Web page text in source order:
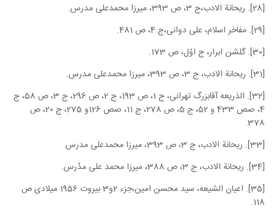
[28]. ریحانة الادب،ج 3، ص 393، میرزا محمدعلی مدرس.
[29]. مفاخر اسلام، علی دوانی،ج 4، ص 481.
[30]. گلشن ابرار، ج اوّل، ص 173.
[31]. ریحانة الادب، ج 3، ص 393، میرزا محمدعلی مدرس.
[32]. الذریعه آقابزرگ تهرانی، ج 1، ص 193، ج 2، ص 296، ج 3، ص 58، ج
4، صص 433 و 52، ج 5، ص 278، ج 11، صص 126و 275، ج 20، ص
378.
[33]. ریحانة الادب، ج 3، ص 393، میرزا محمدعلی مدرس.
[34]. ریحانة الادب، ج 3، ص 388، میرزا محمد علی مدّرس.
[35]. اعیان الشیعه، سید محسن امین،جزء 2و3 بیروت 1956 میلادی ص
118.